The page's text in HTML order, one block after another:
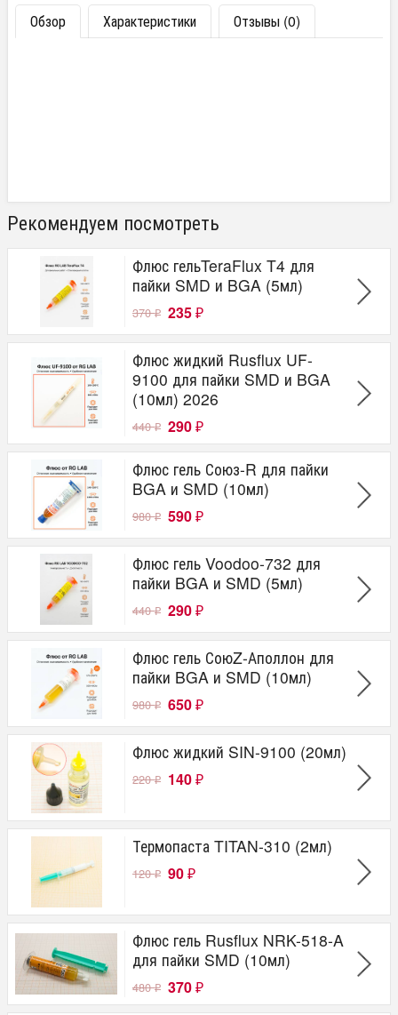
Обзор Характеристики Отзывы (0)
Рекомендуем посмотреть
Флюс гельTeraFlux T4 для
пайки SMD и BGA (5мл)
370₽ 235 ₽
Флюс жидкий Rusflux UF-
9100 для пайки SMD и BGA
(10мл) 2026
440₽ 290 ₽
Флюс гель Союз-R для пайки
BGA и SMD (10мл)
980₽ 590 ₽
Флюс гель Voodoo-732 для
пайки BGA и SMD (5мл)
440₽ 290 ₽
Флюс гель СоюZ-Аполлон для
пайки BGA и SMD (10мл)
980₽ 650 ₽
Флюс жидкий SIN-9100 (20мл)
220₽ 140 ₽
Термопаста TITAN-310 (2мл)
120₽ 90 ₽
Флюс гель Rusflux NRK-518-A
для пайки SMD (10мл)
480₽ 370 ₽